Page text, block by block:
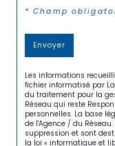
* Champ
Envoyer
Les informations
fichier informatisé par
du traitement pour la
Réseau qui reste
personnelles. La base
de l'Agence / du
suppression et sont
la loi « informatique et